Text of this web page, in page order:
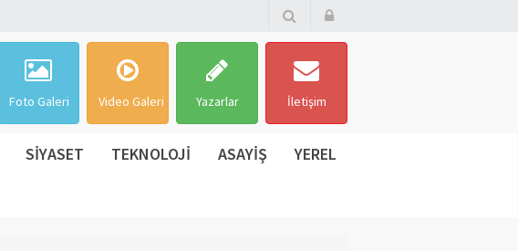
Foto Galeri Video Galeri Yazarlar İletişim
SİYASET TEKNOLOJİ ASAYİŞ YEREL